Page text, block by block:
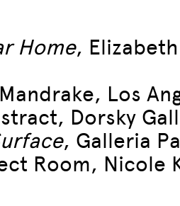
Home,
Los
Dorsky
, Galleria
Room, Nicole